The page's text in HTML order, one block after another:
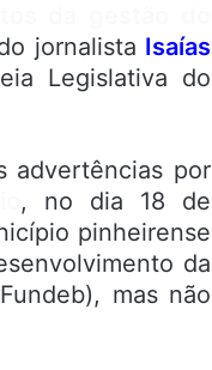
jornalista Isaías
Legislativa do
advertências por
, no dia 18 de
pinheirense
da
mas não